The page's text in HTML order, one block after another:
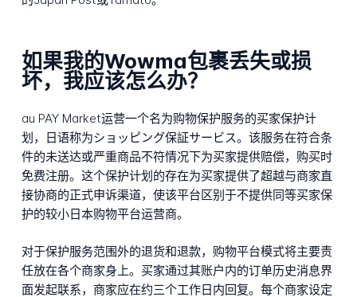
如果我的Wowma包裹丢失或损
坏，我应该怎么办？
au PAY Market运营一个名为购物保护服务的买家保护计
划，日语称为ショッピング保証サービス。该服务在符合条
件的未送达或严重商品不符情况下为买家提供赔偿，购买时
免费注册。这个保护计划的存在为买家提供了超越与商家直
接协商的正式申诉渠道，使该平台区别于不提供同等买家保
护的较小日本购物平台运营商。
对于保护服务范围外的退货和退款，购物平台模式将主要责
任放在各个商家身上。买家通过其账户内的订单历史消息界
面发起联系，商家应在约三个工作日内回复。每个商家设定